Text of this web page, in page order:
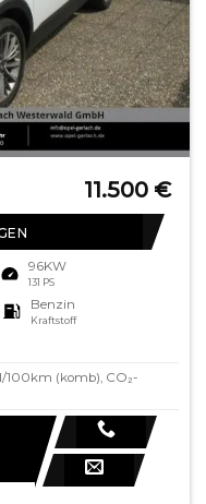
11.500 €
96KW
131 PS
Benzin
Kraftstoff
100km (komb), CO₂-